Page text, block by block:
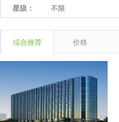
星级： 不限
综合推荐 价格